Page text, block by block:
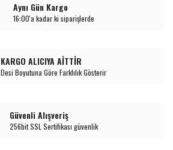
Aynı Gün Kargo
16:00'a kadar ki siparişlerde
KARGO ALICIYA AİTTİR
Desi Boyutuna Göre Farklılık Gösterir
Güvenli Alışveriş
256bit SSL Sertifikası güvenlik